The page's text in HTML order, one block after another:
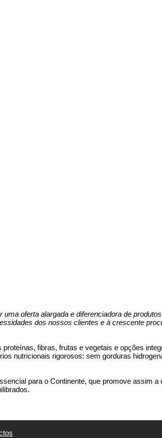
oferta alargada e diferenciadora de
dos nossos clientes e à crescente
fibras, frutas e vegetais e opções
nutricionais rigorosos: sem gorduras
para o Continente, que promove assim